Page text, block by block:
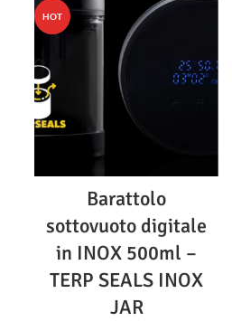
HOT
Barattolo
sottovuoto digitale
in INOX 500ml –
TERP SEALS INOX
JAR